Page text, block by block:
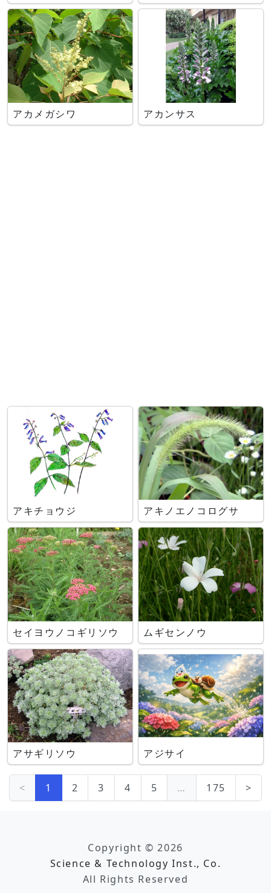
アカメガシワ アカンサス
アキチョウジ アキノエノコログサ
セイヨウノコギリソウ ムギセンノウ
アサギリソウ アジサイ
< 1 2 3 4 5 … 175 >
Copyright © 2026
Science & Technology Inst., Co.
All Rights Reserved